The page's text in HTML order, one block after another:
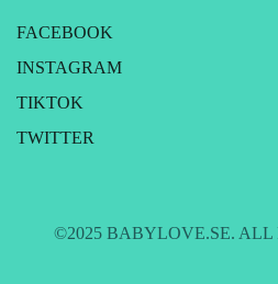
FACEBOOK
INSTAGRAM
TIKTOK
TWITTER
©2025 BABYLOVE.SE. ALL